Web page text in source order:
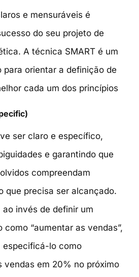
e mensuráveis é
do seu projeto de
A técnica SMART é um
para orientar a definição de
cada um dos princípios
ser claro e específico,
e garantindo que
compreendam
que precisa ser alcançado.
ao invés de definir um
como “aumentar as vendas”,
especificá-lo como
vendas em 20% no próximo